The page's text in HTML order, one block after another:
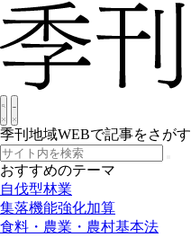
季刊地域WEBで記事をさがす
おすすめのテーマ
自伐型林業
集落機能強化加算
食料・農業・農村基本法